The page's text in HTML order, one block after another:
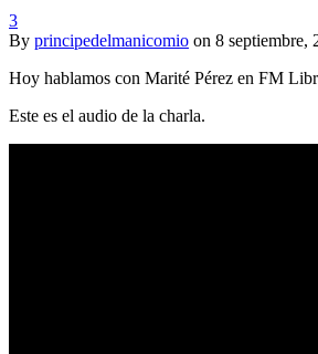
3
By principedelmanicomio on 8 septiembre,
Hoy hablamos con Marité Pérez en FM
Este es el audio de la charla.